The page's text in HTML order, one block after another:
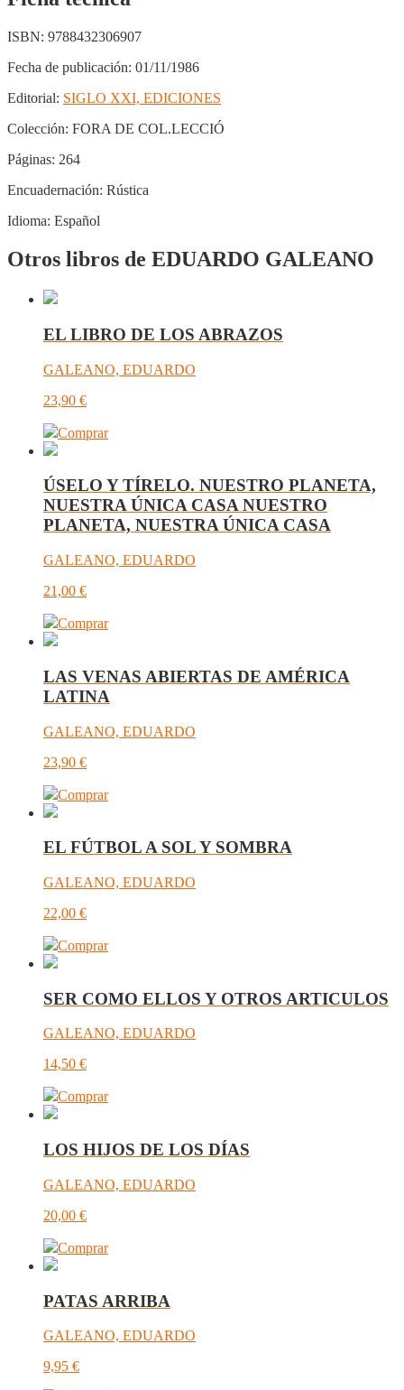
ISBN: 9788432306907
Fecha de publicación: 01/11/1986
Editorial: SIGLO XXI, EDICIONES
Colección: FORA DE COL.LECCIÓ
Páginas: 264
Encuadernación: Rústica
Idioma: Español
Otros libros de EDUARDO GALEANO
EL LIBRO DE LOS ABRAZOS
GALEANO, EDUARDO
23,90 €
Comprar
ÚSELO Y TÍRELO. NUESTRO PLANETA,
NUESTRA ÚNICA CASA NUESTRO
PLANETA, NUESTRA ÚNICA CASA
GALEANO, EDUARDO
21,00 €
Comprar
LAS VENAS ABIERTAS DE AMÉRICA
LATINA
GALEANO, EDUARDO
23,90 €
Comprar
EL FÚTBOL A SOL Y SOMBRA
GALEANO, EDUARDO
22,00 €
Comprar
SER COMO ELLOS Y OTROS ARTICULOS
GALEANO, EDUARDO
14,50 €
Comprar
LOS HIJOS DE LOS DÍAS
GALEANO, EDUARDO
20,00 €
Comprar
PATAS ARRIBA
GALEANO, EDUARDO
9,95 €